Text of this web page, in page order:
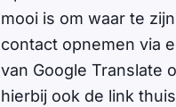
mooi is om waar te
contact opnemen via
van Google Translate
hierbij ook de link